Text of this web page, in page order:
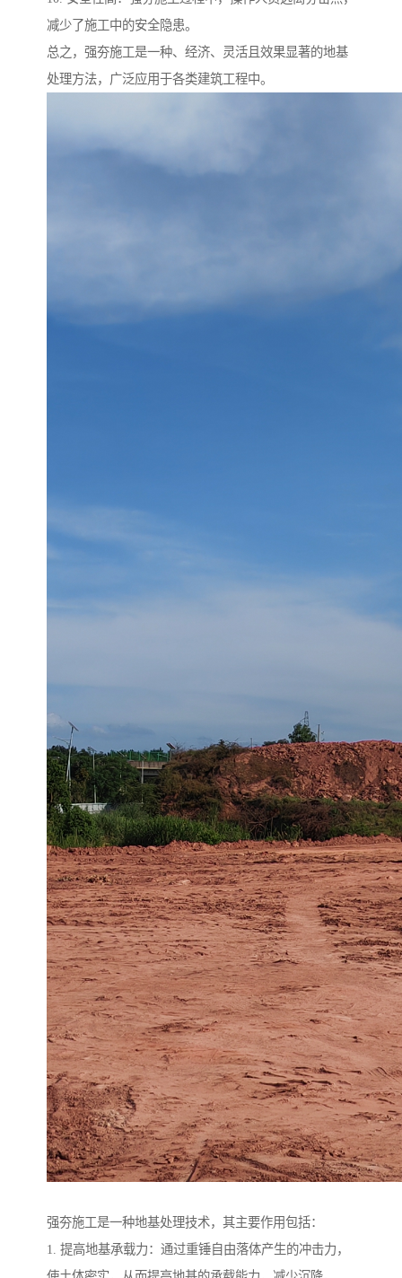
减少了施工中的安全隐患。
总之，强夯施工是一种、经济、灵活且效果显著的地基
处理方法，广泛应用于各类建筑工程中。
强夯施工是一种地基处理技术，其主要作用包括：
1. 提高地基承载力：通过重锤自由落体产生的冲击力，